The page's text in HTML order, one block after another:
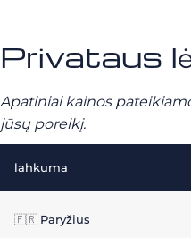
Privataus
Apatiniai kainos
jūsų poreikį.
lahkuma
🇫🇷 Paryžius